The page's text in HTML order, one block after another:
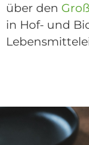
über den
in Hof- und